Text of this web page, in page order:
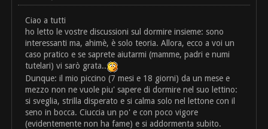
Ciao a tutti
ho letto le vostre discussioni sul dormire insieme: sono
interessanti ma, ahimè, è solo teoria. Allora, ecco a voi un
caso pratico e se saprete aiutarmi (mamme, padri e numi
tutelari) vi sarò grata..
Dunque: il mio piccino (7 mesi e 18 giorni) da un mese e
mezzo non ne vuole piu' sapere di dormire nel suo lettino:
si sveglia, strilla disperato e si calma solo nel lettone con il
seno in bocca. Ciuccia un po' e con poco vigore
(evidentemente non ha fame) e si addormenta subito.